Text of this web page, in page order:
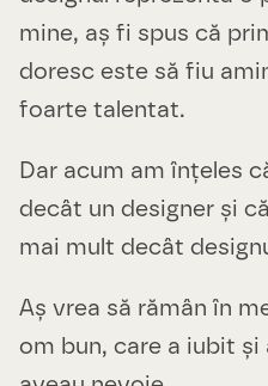
mine, aș fi spus că
doresc este să fiu
foarte talentat.
Dar acum am înțeles
decât un designer și
mai mult decât
Aș vrea să rămân în
om bun, care a iubit